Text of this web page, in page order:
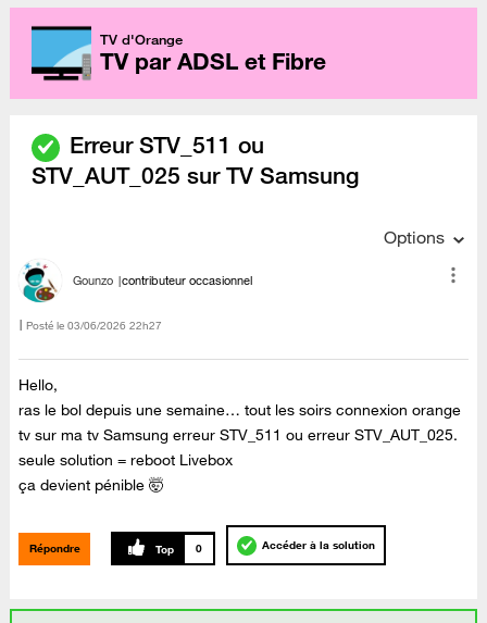
TV d'Orange
TV par ADSL et Fibre
Erreur STV_511 ou
STV_AUT_025 sur TV Samsung
Options
Gounzo contributeur occasionnel
Posté le ‎03/06/2026 22h27
Hello,
ras le bol depuis une semaine… tout les soirs connexion orange
tv sur ma tv Samsung erreur STV_511 ou erreur STV_AUT_025.
seule solution = reboot Livebox
ça devient pénible 🤯
Répondre 0 Accéder à la solution